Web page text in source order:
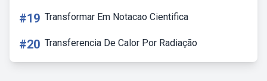
#19 Transformar Em Notacao Cientifica
#20 Transferencia De Calor Por Radiação